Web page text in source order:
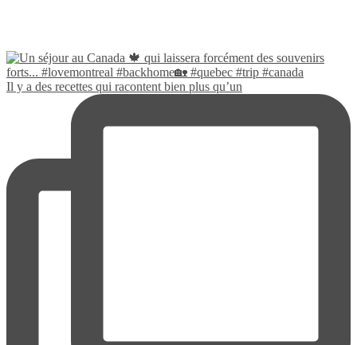
Il y a des recettes qui racontent bien plus qu’un